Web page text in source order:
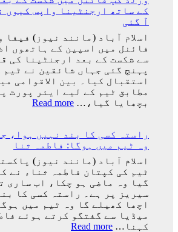
ورلڈ
باہر
کی
پر
2
لاکھ
کے
کے ساتھ ارجنٹینا واپس کیوں
آ گئی
سے شکست کے بعد ارجنٹینا کی
پہنچ گئی جہاں شائقین نے ٹیم
استقبال کیا۔ بین الاقوامی
مطابق ٹیم کے لیے ایئر پورٹ
بچھایا گیا،… Read more
:
فائنل
میں
شکست
کے
بعد
لیونل
میسی
ٹیم
کے
راستہ کسی کا بند نہیں ہوا،
وہ ٹیم میں ہوگا: فاطمہ ثنا
اسلام آباد (مانند نیوز)
ٹیم کی کپتان فاطمہ ثناء نے
گیا وہ ماضی ہو چکا، اب ساری
سیریز پر ہے۔ راستہ کسی کا
اچھا کھیلے گا وہ ٹیم میں
میڈیا سے گفتگو کرتے ہوئے
کہنا… Read more
: